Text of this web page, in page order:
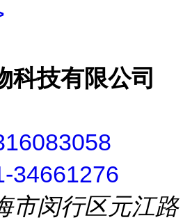
科技有限公司
34661276
市闵行区元江路